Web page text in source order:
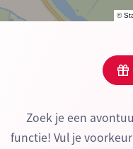
©
Zoek je een
functie! Vul je